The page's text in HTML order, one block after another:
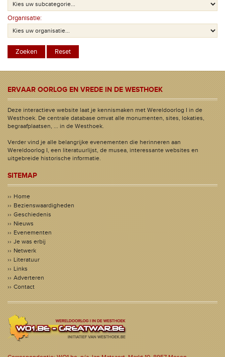
Organisatie:
ERVAAR OORLOG EN VREDE IN DE WESTHOEK
Deze interactieve website laat je kennismaken met Wereldoorlog I in de
Westhoek. De centrale database omvat alle monumenten, sites, lokaties,
begraafplaatsen, ... in de Westhoek.
Verder vind je alle belangrijke evenementen die herinneren aan
Wereldoorlog I, een literatuurlijst, de musea, interessante websites en
uitgebreide historische informatie.
SITEMAP
Home
Bezienswaardigheden
Geschiedenis
Nieuws
Evenementen
Je was erbij
Netwerk
Literatuur
Links
Adverteren
Contact